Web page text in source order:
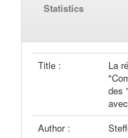
Statistics
Title :
La
des
Author :